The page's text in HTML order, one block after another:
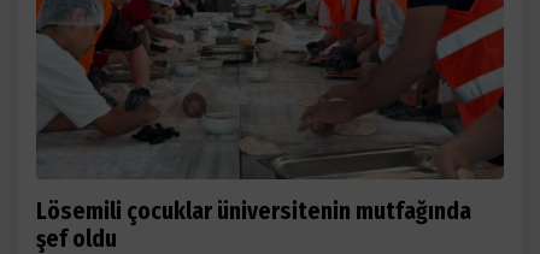
Lösemili çocuklar üniversitenin mutfağında
şef oldu